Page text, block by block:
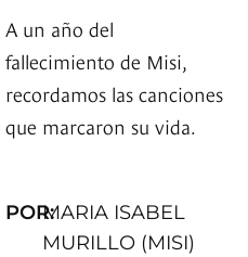
A un año del
fallecimiento de Misi,
recordamos las canciones
que marcaron su vida.
POR:MARIA ISABEL
MURILLO (MISI)